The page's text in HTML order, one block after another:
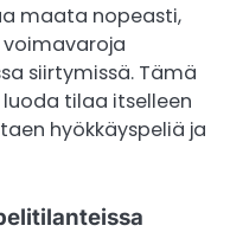
maata nopeasti,
siirtymissä. Tämä
tilaa itselleen
hyökkäyspeliä ja